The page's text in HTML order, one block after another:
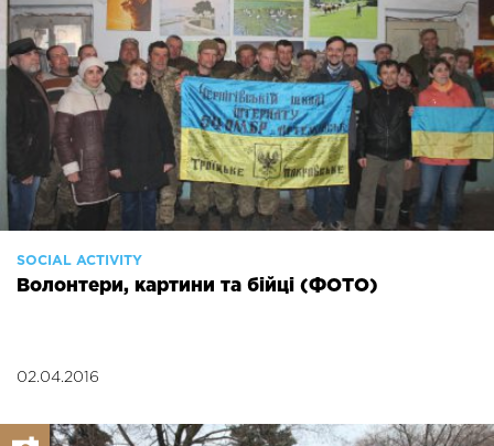
SOCIAL ACTIVITY
Волонтери, картини та бійці (ФОТО)
02.04.2016